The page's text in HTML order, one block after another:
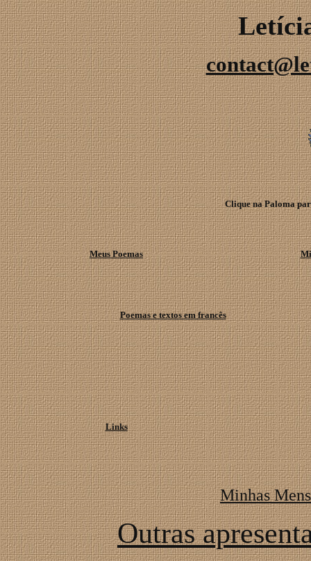
Clique na Paloma
Meus Poemas
Poemas e textos em francês
Links
Minhas
Outras